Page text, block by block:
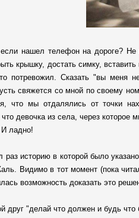
нашел телефон на дороге?
крышку, достать симку,
потревожил. Сказать "вы меня
свяжется со мной по своему
что мы отдалялись от точки
что девочка из села, через
И ладно!
раз историю в которой было
Видимо в тот момент (пока
возможность доказать это
друг "делай что должен и будь что